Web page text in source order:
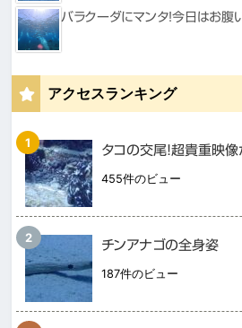
バラクーダにマンタ！今日はお腹
アクセスランキング
タコの交尾！超貴重映像
455件のビュー
チンアナゴの全身姿
187件のビュー